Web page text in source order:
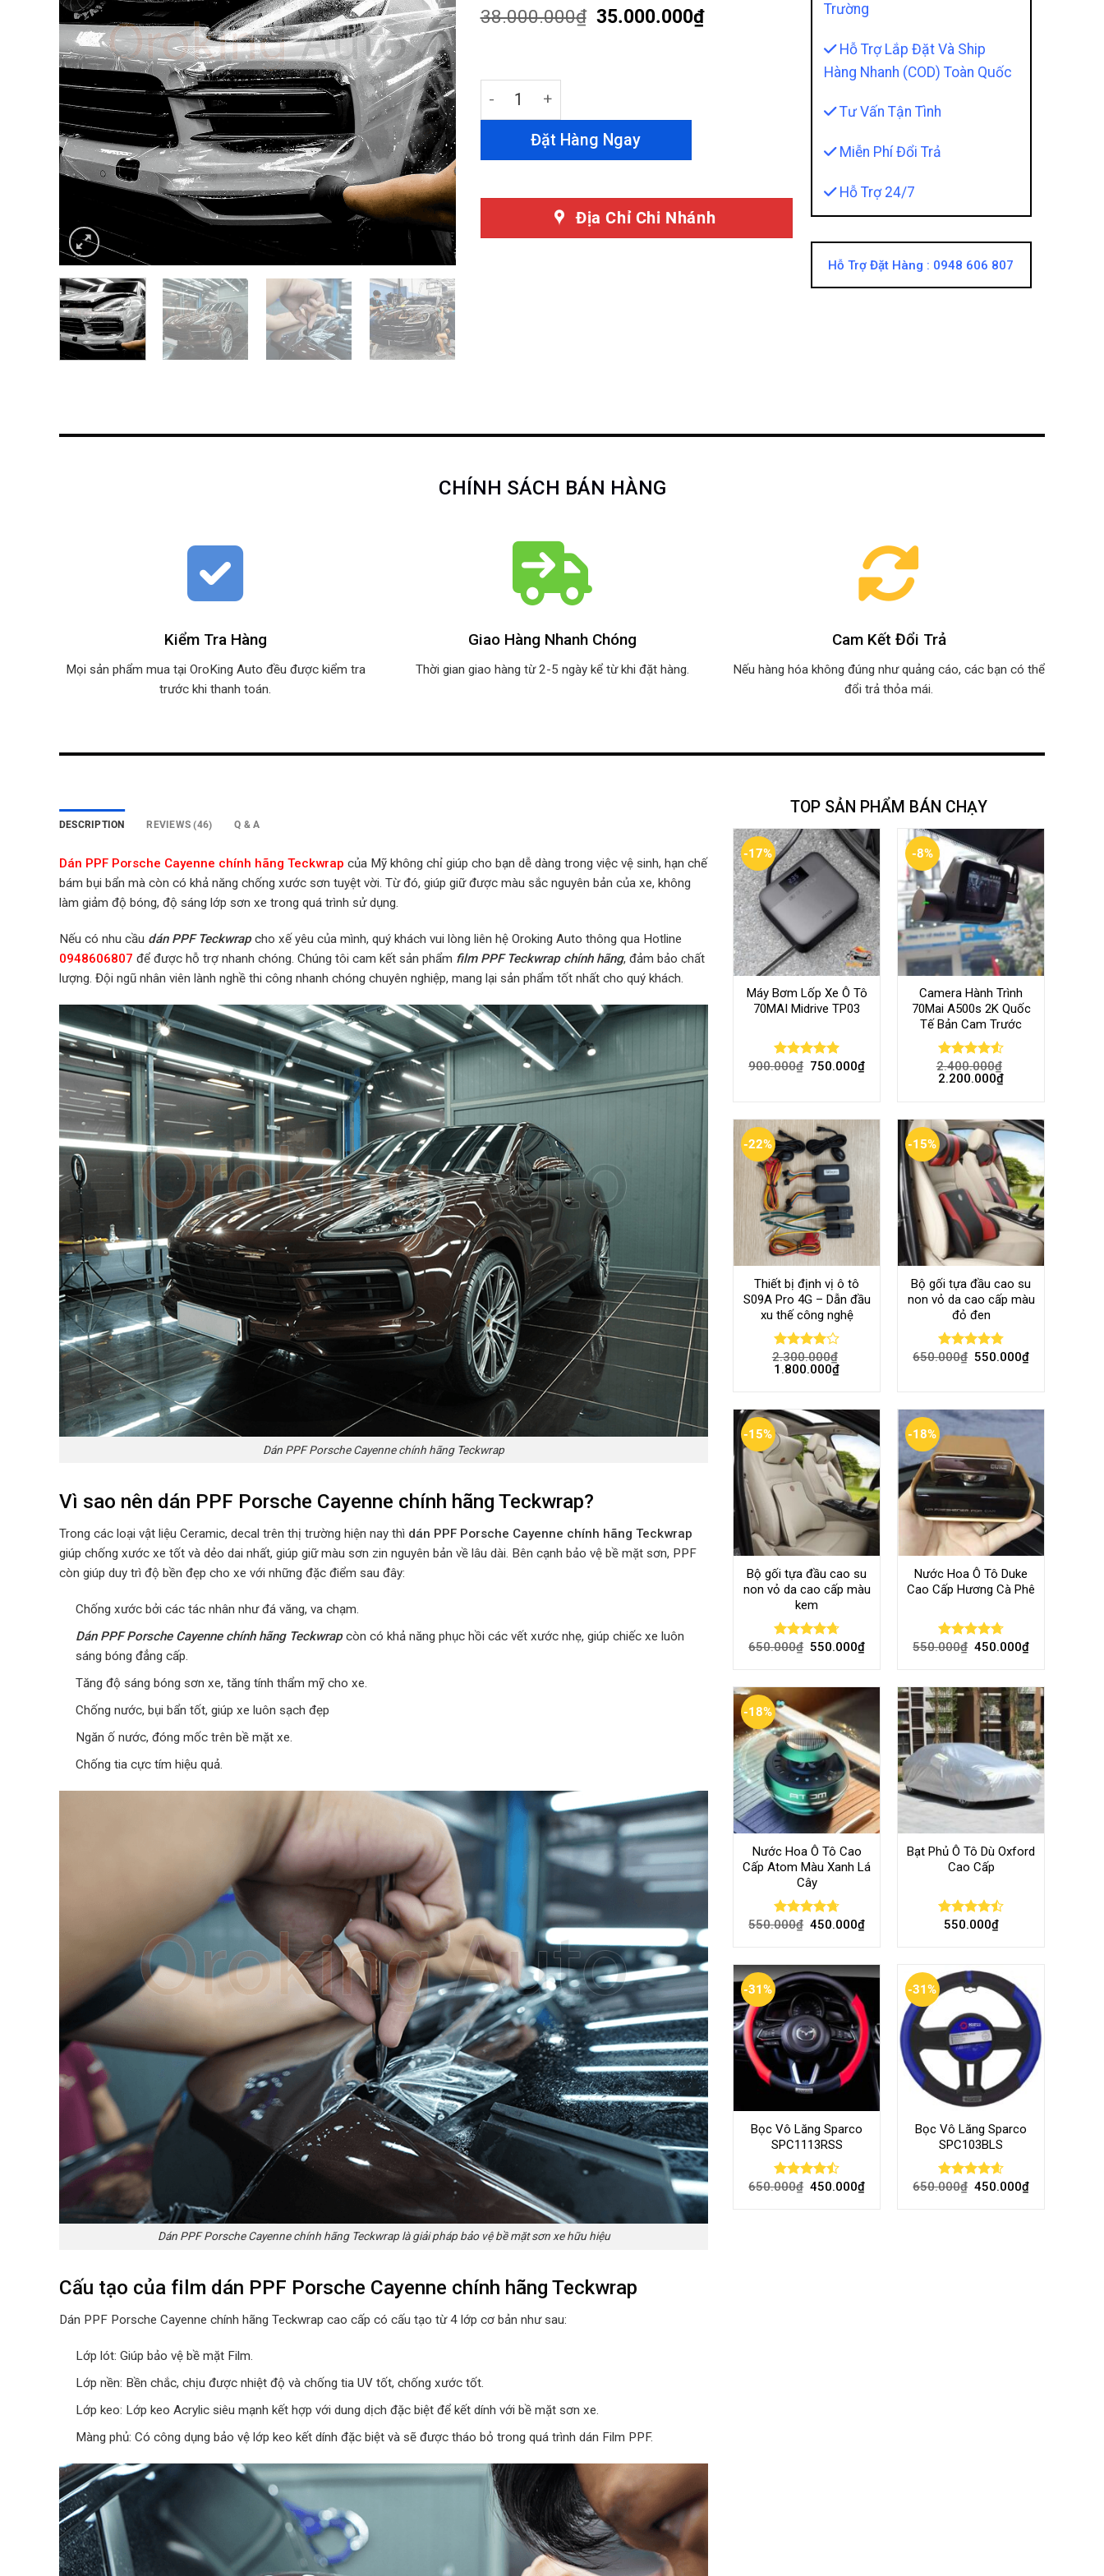
customer
ratings
38.000.000₫ 35.000.000₫
Dán PPF Porsche Cayenne Chính Hãng Teckwrap quantity
Đặt Hàng Ngay
Địa Chỉ Chi Nhánh
Trường
Hỗ Trợ Lắp Đặt Và Ship
Hàng Nhanh (COD) Toàn Quốc
Tư Vấn Tận Tình
Miễn Phí Đổi Trả
Hỗ Trợ 24/7
Hỗ Trợ Đặt Hàng : 0948 606 807
CHÍNH SÁCH BÁN HÀNG
Kiểm Tra Hàng
Mọi sản phẩm mua tại OroKing Auto đều được kiểm tra
trước khi thanh toán.
Giao Hàng Nhanh Chóng
Thời gian giao hàng từ 2-5 ngày kể từ khi đặt hàng.
Cam Kết Đổi Trả
Nếu hàng hóa không đúng như quảng cáo, các bạn có thể
đổi trả thỏa mái.
DESCRIPTION REVIEWS (46) Q & A
Dán PPF Porsche Cayenne chính hãng Teckwrap của Mỹ không chỉ giúp cho bạn dễ dàng trong việc vệ sinh, hạn chế
bám bụi bẩn mà còn có khả năng chống xước sơn tuyệt vời. Từ đó, giúp giữ được màu sắc nguyên bản của xe, không
làm giảm độ bóng, độ sáng lớp sơn xe trong quá trình sử dụng.
Nếu có nhu cầu dán PPF Teckwrapcho xế yêu của mình, quý khách vui lòng liên hệ Oroking Auto thông qua Hotline
0948606807 để được hỗ trợ nhanh chóng. Chúng tôi cam kết sản phẩm film PPF Teckwrap chính hãng, đảm bảo chất
lượng. Đội ngũ nhân viên lành nghề thi công nhanh chóng chuyên nghiệp, mang lại sản phẩm tốt nhất cho quý khách.
Dán PPF Porsche Cayenne chính hãng Teckwrap
Vì sao nên dán PPF Porsche Cayenne chính hãng Teckwrap?
Trong các loại vật liệu Ceramic, decal trên thị trường hiện nay thì dán PPF Porsche Cayenne chính hãng Teckwrap
giúp chống xước xe tốt và dẻo dai nhất, giúp giữ màu sơn zin nguyên bản về lâu dài. Bên cạnh bảo vệ bề mặt sơn, PPF
còn giúp duy trì độ bền đẹp cho xe với những đặc điểm sau đây:
Chống xước bởi các tác nhân như đá văng, va chạm.
Dán PPF Porsche Cayenne chính hãng Teckwrapcòn có khả năng phục hồi các vết xước nhẹ, giúp chiếc xe luôn
sáng bóng đẳng cấp.
Tăng độ sáng bóng sơn xe, tăng tính thẩm mỹ cho xe.
Chống nước, bụi bẩn tốt, giúp xe luôn sạch đẹp
Ngăn ố nước, đóng mốc trên bề mặt xe.
Chống tia cực tím hiệu quả.
Dán PPF Porsche Cayenne chính hãng Teckwrap là giải pháp bảo vệ bề mặt sơn xe hữu hiệu
Cấu tạo của film dán PPF Porsche Cayenne chính hãng Teckwrap
Dán PPF Porsche Cayenne chính hãng Teckwrap cao cấp có cấu tạo từ 4 lớp cơ bản như sau:
Lớp lót: Giúp bảo vệ bề mặt Film.
Lớp nền: Bền chắc, chịu được nhiệt độ và chống tia UV tốt, chống xước tốt.
Lớp keo: Lớp keo Acrylic siêu mạnh kết hợp với dung dịch đặc biệt để kết dính với bề mặt sơn xe.
Màng phủ: Có công dụng bảo vệ lớp keo kết dính đặc biệt và sẽ được tháo bỏ trong quá trình dán Film PPF.
TOP SẢN PHẨM BÁN CHẠY
-17%
Máy Bơm Lốp Xe Ô Tô
70MAI Midrive TP03
Rated 5.00
900.000₫ 750.000₫
-8%
Camera Hành Trình
70Mai A500s 2K Quốc
Tế Bản Cam Trước
Rated4.56
out of 5
2.400.000₫
2.200.000₫
-22%
Thiết bị định vị ô tô
S09A Pro 4G – Dẫn đầu
xu thế công nghệ
Rated
4.00out
2.300.000₫
1.800.000₫
-15%
Bộ gối tựa đầu cao su
non vỏ da cao cấp màu
đỏ đen
Rated4.80
650.000₫ 550.000₫
-15%
Bộ gối tựa đầu cao su
non vỏ da cao cấp màu
kem
Rated4.70
650.000₫ 550.000₫
-18%
Nước Hoa Ô Tô Duke
Cao Cấp Hương Cà Phê
Rated4.70
550.000₫ 450.000₫
-18%
Nước Hoa Ô Tô Cao
Cấp Atom Màu Xanh Lá
Cây
Rated4.70
550.000₫ 450.000₫
Bạt Phủ Ô Tô Dù Oxford
Cao Cấp
Rated
550.000₫
-31%
Bọc Vô Lăng Sparco
SPC1113RSS
Rated
650.000₫ 450.000₫
-31%
Bọc Vô Lăng Sparco
SPC103BLS
Rated4.57
650.000₫ 450.000₫